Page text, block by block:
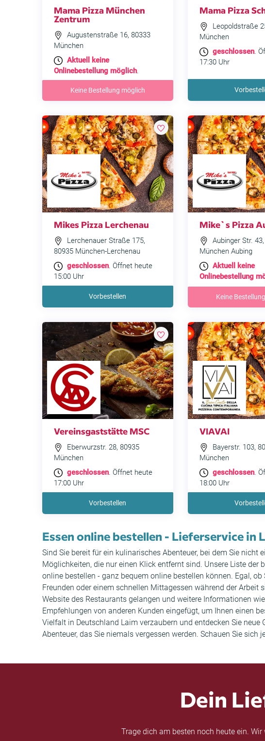
Mama Pizza München
Zentrum
Augustenstraße 16, 80333
München
Aktuell keine
Onlinebestellung möglich.
Keine Bestellung möglich
Mama Pizza
Leopoldstraße
München
geschlossen.
17:30 Uhr
Mikes Pizza Lerchenau
Lerchenauer Straße 175,
80935 München-Lerchenau
geschlossen. Öffnet heute
15:00 Uhr
Vorbestellen
Mike`s Pizza
Aubinger Str.
München Aubing
Aktuell keine
Onlinebestellung
Keine
Vereinsgaststätte MSC
Eberwurzstr. 28, 80935
München
geschlossen. Öffnet heute
17:00 Uhr
Vorbestellen
VIAVAI
Bayerstr. 103,
München
geschlossen.
18:00 Uhr
Essen online bestellen - Lieferservice in
Sind Sie bereit für ein kulinarisches Abenteuer, bei dem Sie
Möglichkeiten, die nur einen Klick entfernt sind. Unsere Liste
online bestellen - ganz bequem online bestellen können. Egal,
Freunden oder einem schnellen Mittagessen während der
Website des Restaurants gelangen und weitere Informationen
Empfehlungen von anderen Kunden eingefügt, um Ihnen einen
Vielfalt in Deutschland Laim verzaubern und entdecken Sie
Abenteuer, das Sie niemals vergessen werden. Schauen Sie
Dein
Trage dich am besten noch heute ein.